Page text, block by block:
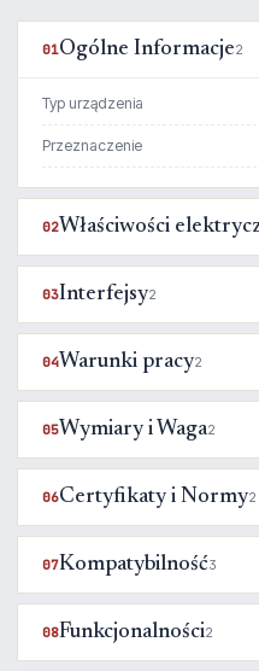
01Ogólne Informacje2
Typ urządzenia
Przeznaczenie
02Właściwości
03Interfejsy2
04Warunki pracy2
05Wymiary i Waga2
06Certyfikaty i Normy2
07Kompatybilność3
08Funkcjonalności2